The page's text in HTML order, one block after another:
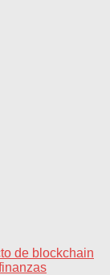
de blockchain